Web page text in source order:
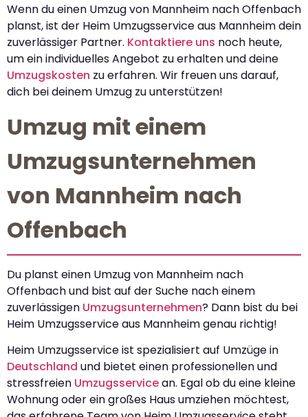
Wenn du einen Umzug von Mannheim nach Offenbach
planst, ist der Heim Umzugsservice aus Mannheim dein
zuverlässiger Partner. Kontaktiere uns noch heute,
um ein individuelles Angebot zu erhalten und deine
Umzugskosten zu erfahren. Wir freuen uns darauf,
dich bei deinem Umzug zu unterstützen!
Umzug mit einem
Umzugsunternehmen
von Mannheim nach
Offenbach
Du planst einen Umzug von Mannheim nach
Offenbach und bist auf der Suche nach einem
zuverlässigen Umzugsunternehmen? Dann bist du bei
Heim Umzugsservice aus Mannheim genau richtig!
Heim Umzugsservice ist spezialisiert auf Umzüge in
Deutschland und bietet einen professionellen und
stressfreien Umzugsservicean. Egal ob du eine kleine
Wohnung oder ein großes Haus umziehen möchtest,